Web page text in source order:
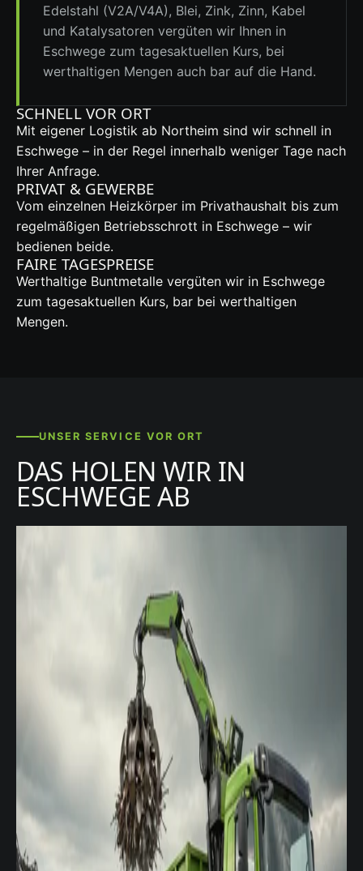
Edelstahl (V2A/V4A), Blei, Zink, Zinn, Kabel
und Katalysatoren vergüten wir Ihnen in
Eschwege zum tagesaktuellen Kurs, bei
werthaltigen Mengen auch bar auf die Hand.
SCHNELL VOR ORT
Mit eigener Logistik ab Northeim sind wir schnell in
Eschwege – in der Regel innerhalb weniger Tage nach
Ihrer Anfrage.
PRIVAT & GEWERBE
Vom einzelnen Heizkörper im Privathaushalt bis zum
regelmäßigen Betriebsschrott in Eschwege – wir
bedienen beide.
FAIRE TAGESPREISE
Werthaltige Buntmetalle vergüten wir in Eschwege
zum tagesaktuellen Kurs, bar bei werthaltigen
Mengen.
UNSER SERVICE VOR ORT
DAS HOLEN WIR IN
ESCHWEGE AB